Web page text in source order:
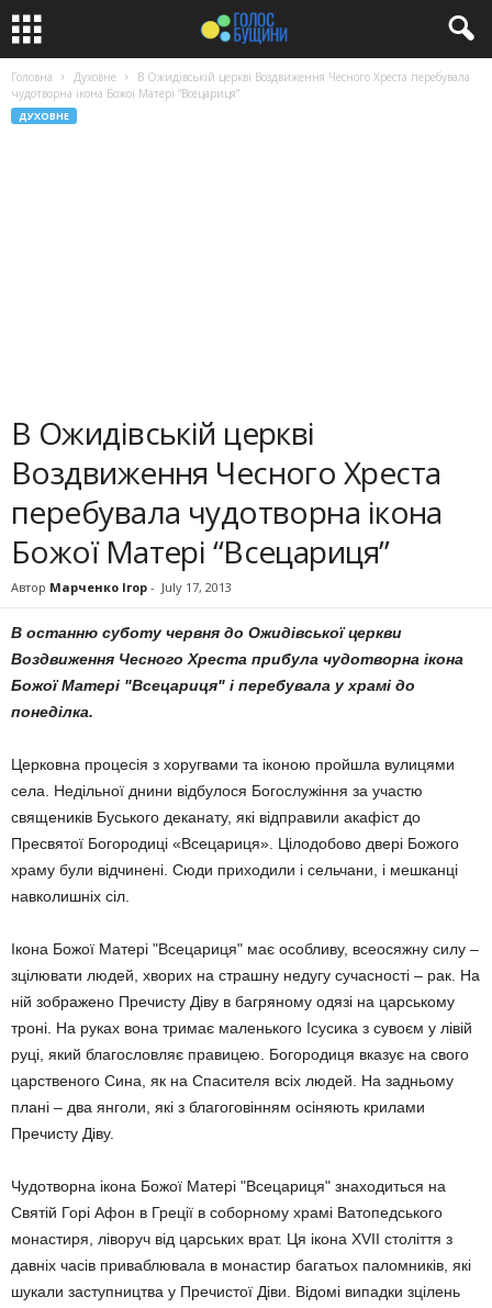
Головна Духовне
В Ожидівській церкві Воздвиження Чесного Хреста перебувала
чудотворна ікона Божої Матері “Всецариця”
ДУХОВНЕ
В Ожидівській церкві
Воздвиження Чесного Хреста
перебувала чудотворна ікона
Божої Матері “Всецариця”
Автор Марченко Ігор - July 17, 2013
В останню суботу червня до Ожидівської церкви
Воздвиження Чесного Хреста прибула чудотворна ікона
Божої Матері "Всецариця" і перебувала у храмі до
понеділка.
Церковна процесія з хоругвами та іконою пройшла вулицями
села. Недільної днини відбулося Богослужіння за участю
священиків Буського деканату, які відправили акафіст до
Пресвятої Богородиці «Всецариця». Цілодобово двері Божого
храму були відчинені. Сюди приходили і сельчани, і мешканці
навколишніх сіл.
Ікона Божої Матері "Всецариця" має особливу, всеосяжну силу –
зцілювати людей, хворих на страшну недугу сучасності – рак. На
ній зображено Пречисту Діву в багряному одязі на царському
троні. На руках вона тримає маленького Ісусика з сувоєм у лівій
руці, який благословляє правицею. Богородиця вказує на свого
царственого Сина, як на Спасителя всіх людей. На задньому
плані – два янголи, які з благоговінням осіняють крилами
Пречисту Діву.
Чудотворна ікона Божої Матері "Всецариця" знаходиться на
Святій Горі Афон в Греції в соборному храмі Ватопедського
монастиря, ліворуч від царських врат. Ця ікона ХVII століття з
давніх часів приваблювала в монастир багатьох паломників, які
шукали заступництва у Пречистої Діви. Відомі випадки зцілень